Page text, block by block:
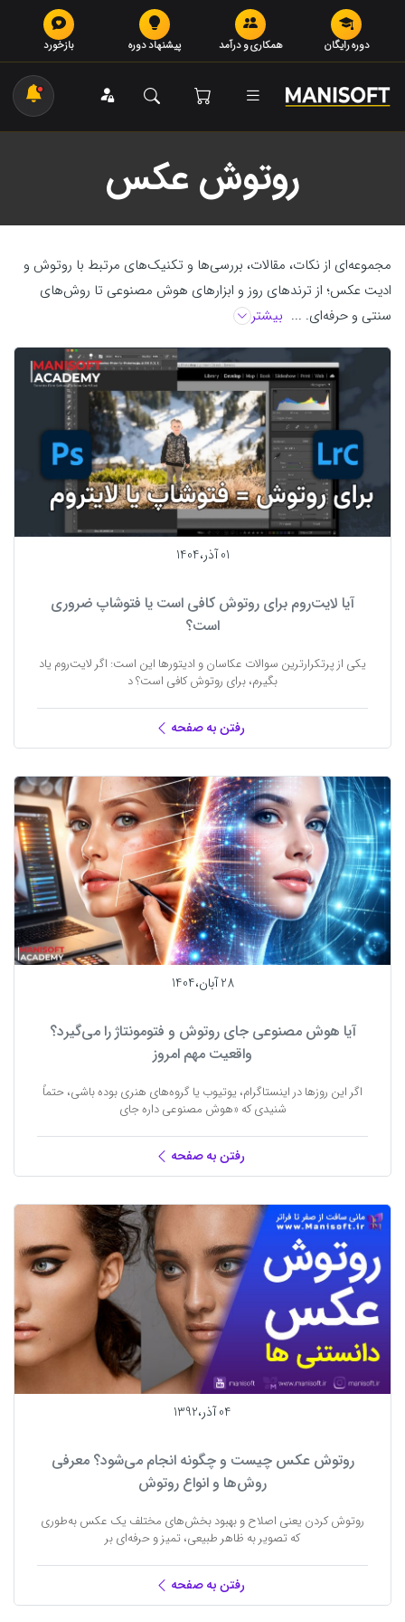
دوره رایگان همکاری و درآمد پیشنهاد دوره بازخورد
روتوش عکس
مجموعه‌ای از نکات، مقالات، بررسی‌ها و تکنیک‌های مرتبط با روتوش و
ادیت عکس؛ از ترندهای روز و ابزارهای هوش مصنوعی تا روش‌های
سنتی و حرفه‌ای. ... بیشتر
01 آذر،1404
آیا لایت‌روم برای روتوش کافی است یا فتوشاپ ضروری
است؟
یکی از پرتکرارترین سوالات عکاسان و ادیتورها این است: اگر لایت‌روم یاد
بگیرم، برای روتوش کافی است؟ د
رفتن به صفحه
28 آبان،1404
آیا هوش مصنوعی جای روتوش و فتومونتاژ را می‌گیرد؟
واقعیت مهم امروز
اگر این روزها در اینستاگرام، یوتیوب یا گروه‌های هنری بوده باشی، حتماً
شنیدی که «هوش مصنوعی داره جای
رفتن به صفحه
04 آذر،1392
روتوش عکس چیست و چگونه انجام می‌شود؟ معرفی
روش‌ها و انواع روتوش
روتوش کردن یعنی اصلاح و بهبود بخش‌های مختلف یک عکس به‌طوری
که تصویر به ظاهر طبیعی، تمیز و حرفه‌ای بر
رفتن به صفحه